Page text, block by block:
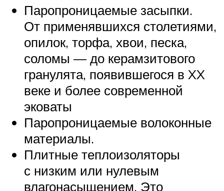
Паропроницаемые засыпки.
От применявшихся столетиями,
опилок, торфа, хвои, песка,
соломы — до керамзитового
гранулята, появившегося в XX
веке и более современной
эковаты
Паропроницаемые волоконные
материалы.
Плитные теплоизоляторы
с низким или нулевым
влагонасыщением. Это